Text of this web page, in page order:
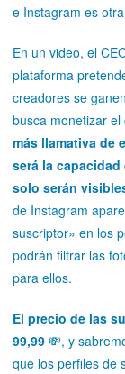
e Instagram es
En un video, el
plataforma
creadores se
busca monetizar
más llamativa de
será la
solo serán
de Instagram
suscriptor» en los
podrán filtrar las
para ellos.
El precio de las
99,99 💸, y
que los perfiles de